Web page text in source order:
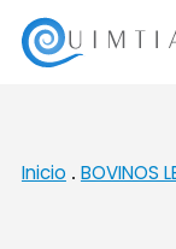
Inicio BOVINOS